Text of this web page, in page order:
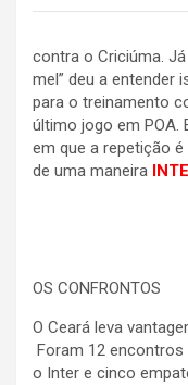
contra o Criciúma.
mel” deu a entender
para o treinamento
último jogo em POA.
em que a repetição
de uma maneira
OS CONFRONTOS
O Ceará leva
Foram 12
o Inter e cinco